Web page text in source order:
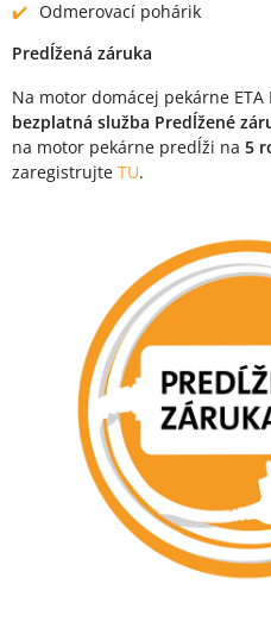
Odmerovací pohárik
Predĺžená záruka
Na motor domácej pekárne
bezplatná služba Predĺžené
na motor pekárne predĺži na 5
zaregistrujte TU.